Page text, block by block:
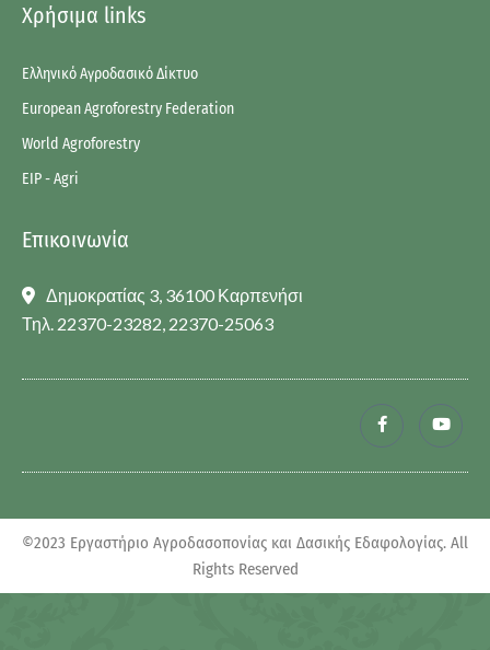
Χρήσιμα links
Ελληνικό Αγροδασικό Δίκτυο
European Agroforestry Federation
World Agroforestry
EIP - Agri
Επικοινωνία
Δημοκρατίας 3, 36100 Καρπενήσι
Τηλ. 22370-23282, 22370-25063
©2023 Εργαστήριο Αγροδασοπονίας και Δασικής Εδαφολογίας. All
Rights Reserved